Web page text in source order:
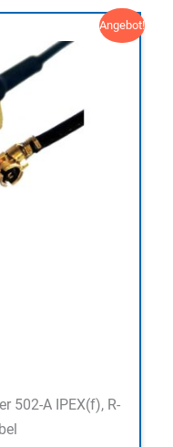
Angebot!
502-A IPEX(f), R-